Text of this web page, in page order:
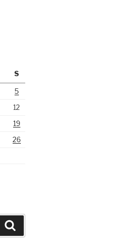
S
5
12
19
26